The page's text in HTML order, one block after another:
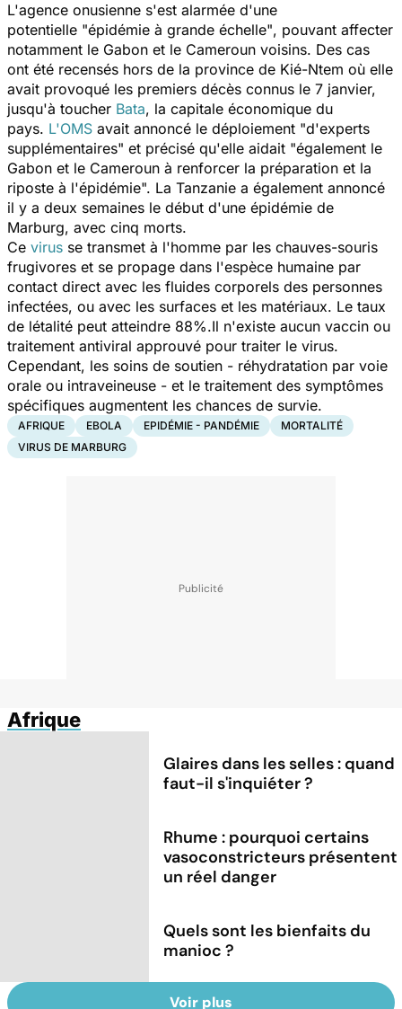
L'agence onusienne s'est alarmée d'une
potentielle "épidémie à grande échelle", pouvant affecter
notamment le Gabon et le Cameroun voisins. Des cas
ont été recensés hors de la province de Kié-Ntem où elle
avait provoqué les premiers décès connus le 7 janvier,
jusqu'à toucher Bata, la capitale économique du
pays. L'OMS avait annoncé le déploiement "d'experts
supplémentaires" et précisé qu'elle aidait "également le
Gabon et le Cameroun à renforcer la préparation et la
riposte à l'épidémie". La Tanzanie a également annoncé
il y a deux semaines le début d'une épidémie de
Marburg, avec cinq morts.
Ce virus se transmet à l'homme par les chauves-souris
frugivores et se propage dans l'espèce humaine par
contact direct avec les fluides corporels des personnes
infectées, ou avec les surfaces et les matériaux. Le taux
de létalité peut atteindre 88%.Il n'existe aucun vaccin ou
traitement antiviral approuvé pour traiter le virus.
Cependant, les soins de soutien - réhydratation par voie
orale ou intraveineuse - et le traitement des symptômes
spécifiques augmentent les chances de survie.
AFRIQUE EBOLA EPIDÉMIE - PANDÉMIE
MORTALITÉ
VIRUS DE MARBURG
Afrique
Glaires dans les selles : quand
faut-il s'inquiéter ?
Rhume : pourquoi certains
vasoconstricteurs présentent
un réel danger
Quels sont les bienfaits du
manioc ?
Voir plus